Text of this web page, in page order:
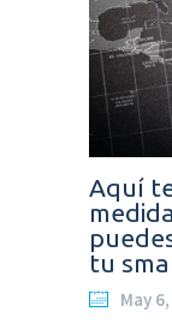
Aquí
tu
May